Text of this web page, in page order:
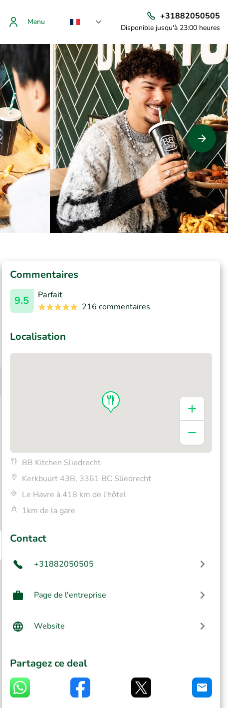
Menu
+31882050505
Disponible jusqu'à 23:00 heures
Commentaires
9.5
Parfait
216 commentaires
Localisation
BB Kitchen Sliedrecht
Kerkbuurt 43B, 3361 BC Sliedrecht
Le Havre à 418 km de l'hôtel
1km de la gare
Contact
+31882050505
Page de l'entreprise
Website
Partagez ce deal